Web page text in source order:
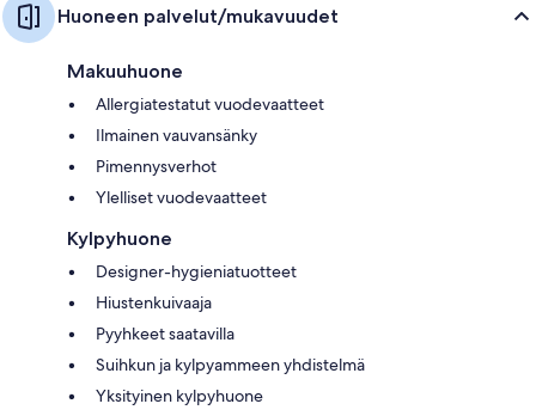
Huoneen palvelut/mukavuudet
Makuuhuone
Allergiatestatut vuodevaatteet
Ilmainen vauvansänky
Pimennysverhot
Ylelliset vuodevaatteet
Kylpyhuone
Designer-hygieniatuotteet
Hiustenkuivaaja
Pyyhkeet saatavilla
Suihkun ja kylpyammeen yhdistelmä
Yksityinen kylpyhuone